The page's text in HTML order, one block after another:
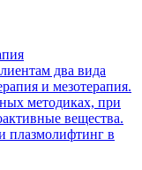
два вида
и мезотерапия.
методиках, при
вещества.
плазмолифтинг в